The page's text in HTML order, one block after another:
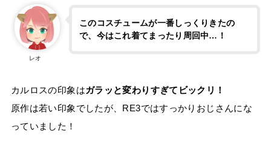
レオ
このコスチュームが一番しっくりきたの
で、今はこれ着てまったり周回中…！
カルロスの印象はガラッと変わりすぎてビックリ！
原作は若い印象でしたが、RE3ではすっかりおじさんにな
っていました！